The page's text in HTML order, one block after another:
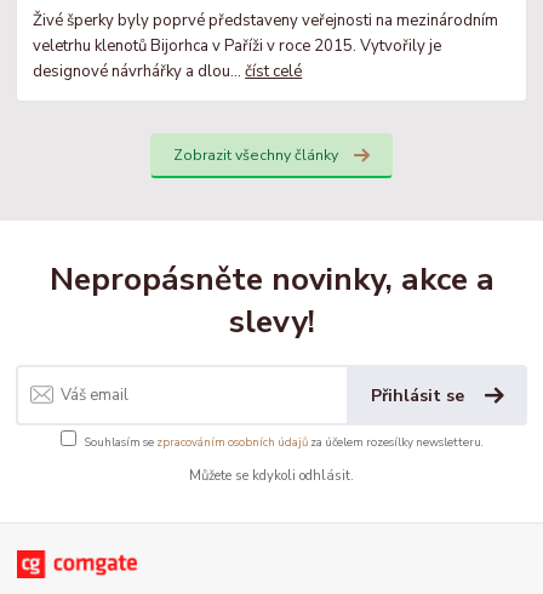
Živé šperky byly poprvé představeny veřejnosti na mezinárodním
veletrhu klenotů Bijorhca v Paříži v roce 2015. Vytvořily je
designové návrhářky a dlou...číst celé
Zobrazit všechny články
Nepropásněte novinky, akce a
slevy!
Přihlásit se
Souhlasím se zpracováním osobních údajůza účelem rozesílky newsletteru.
Můžete se kdykoli odhlásit.